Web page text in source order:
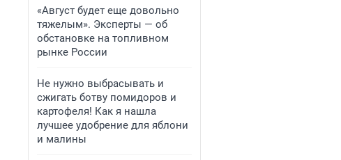
«Август будет еще довольно
тяжелым». Эксперты — об
обстановке на топливном
рынке России
Не нужно выбрасывать и
сжигать ботву помидоров и
картофеля! Как я нашла
лучшее удобрение для яблони
и малины